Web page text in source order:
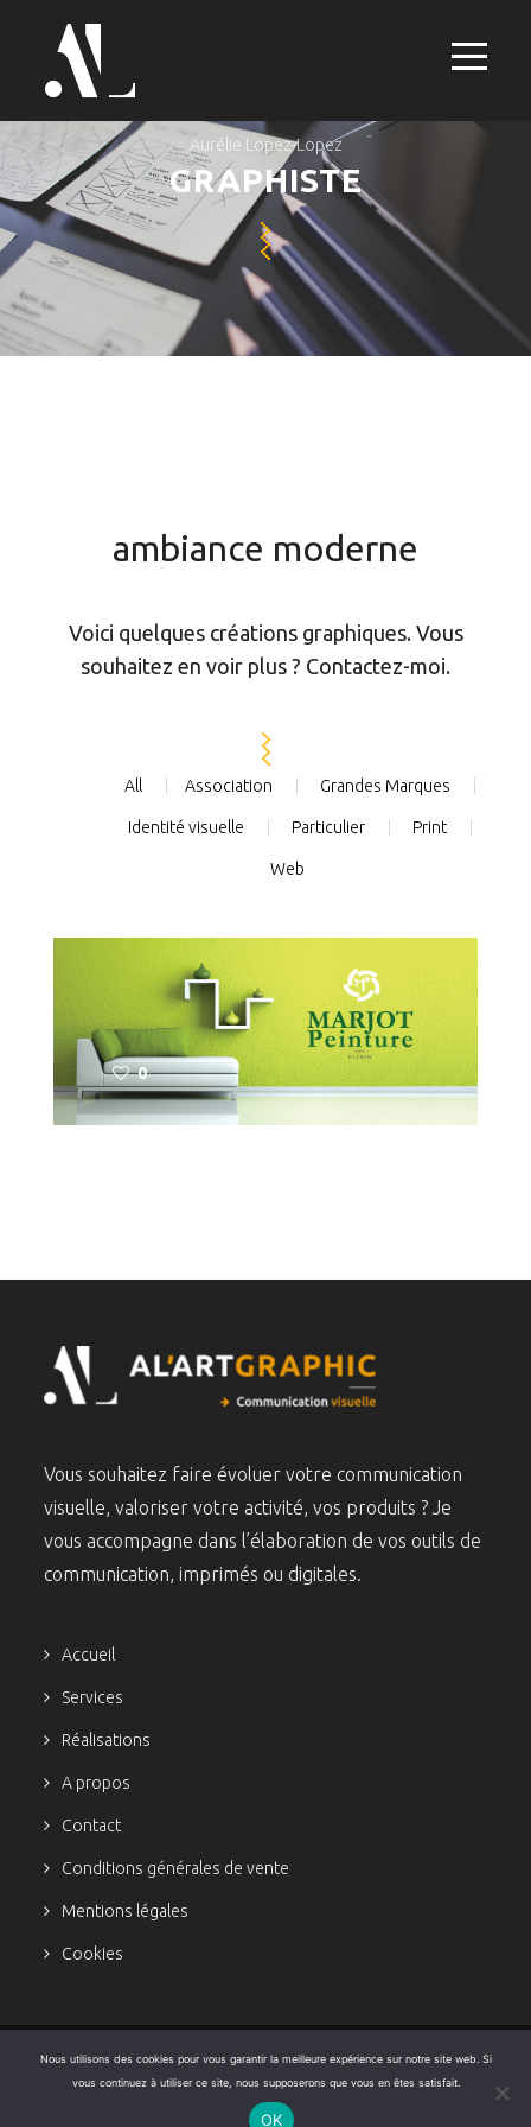
Aurélie Lopez-Lopez
GRAPHISTE
ambiance moderne
Voici quelques créations graphiques. Vous
souhaitez en voir plus ? Contactez-moi.
All Association Grandes Marques
Identité visuelle Particulier Print
Web
0
Vous souhaitez faire évoluer votre communication
visuelle, valoriser votre activité, vos produits ? Je
vous accompagne dans l’élaboration de vos outils de
communication, imprimés ou digitales.
Accueil
Services
Réalisations
A propos
Contact
Conditions générales de vente
Mentions légales
Cookies
Nous utilisons des cookies pour vous garantir la meilleure expérience sur notre site web. Si
vous continuez à utiliser ce site, nous supposerons que vous en êtes satisfait.
OK